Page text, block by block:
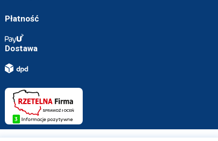
Płatność
Dostawa